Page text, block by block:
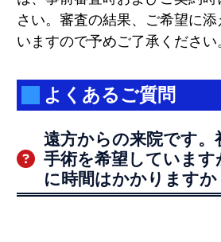
さい。審査の結果、ご希望に
いますので予めご了承ください
よくあるご質問
遠方からの来院です。
手術を希望しています
に時間はかかりますか